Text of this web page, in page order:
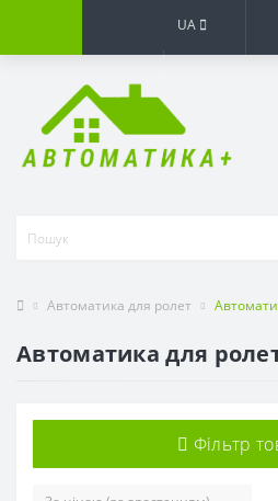
UA
Автоматика для ролет
Автоматика для
Фільтр